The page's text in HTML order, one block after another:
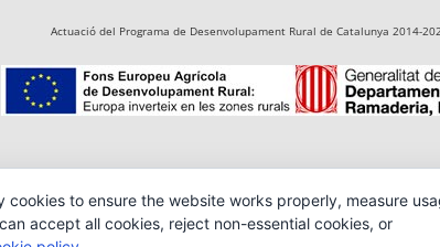
Actuació del Programa de Desenvolupament Rural de Catalunya 2014-
cookies to ensure the website works properly, measure
accept all cookies, reject non-essential cookies, or